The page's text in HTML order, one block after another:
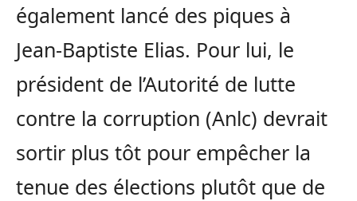
également lancé des piques à
Jean-Baptiste Elias. Pour lui, le
président de l’Autorité de lutte
contre la corruption (Anlc) devrait
sortir plus tôt pour empêcher la
tenue des élections plutôt que de